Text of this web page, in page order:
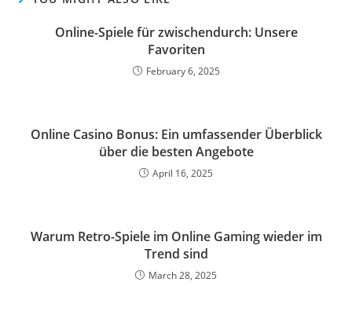
Online-Spiele für zwischendurch: Unsere
Favoriten
February 6, 2025
Online Casino Bonus: Ein umfassender Überblick
über die besten Angebote
April 16, 2025
Warum Retro-Spiele im Online Gaming wieder im
Trend sind
March 28, 2025